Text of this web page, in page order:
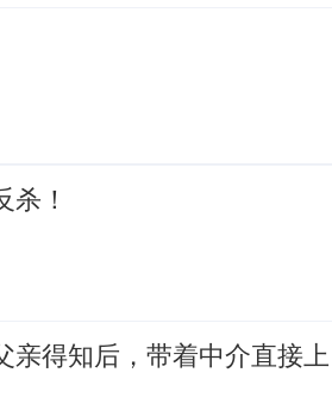
！
亲得知后，带着中介直接上